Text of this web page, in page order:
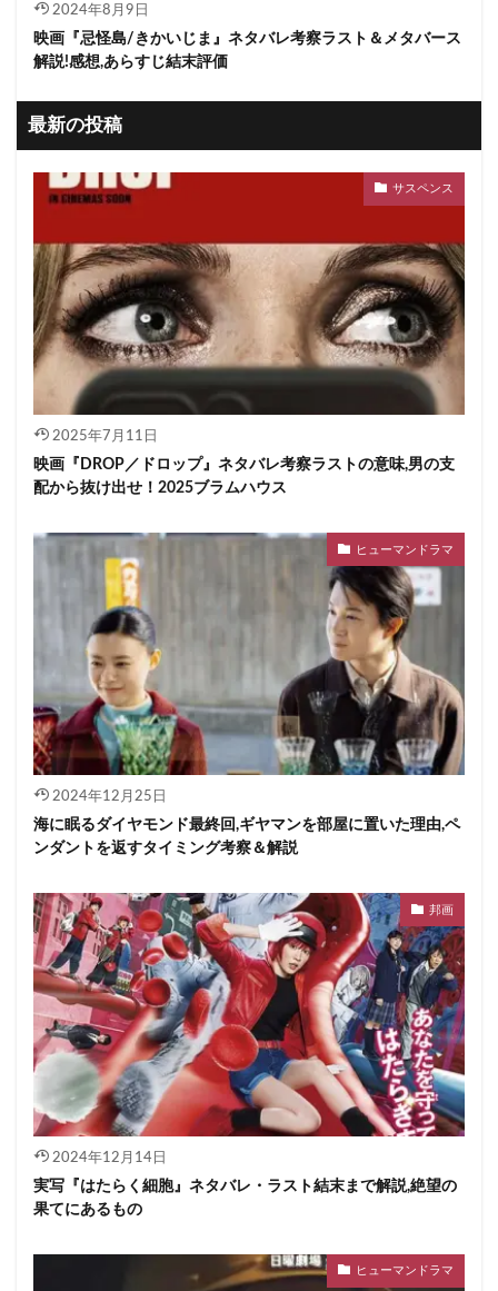
2024年8月9日
映画『忌怪島/きかいじま』ネタバレ考察ラスト＆メタバース
解説!感想,あらすじ結末評価
最新の投稿
サスペンス
2025年7月11日
映画『DROP／ドロップ』ネタバレ考察ラストの意味,男の支
配から抜け出せ！2025ブラムハウス
ヒューマンドラマ
2024年12月25日
海に眠るダイヤモンド最終回,ギヤマンを部屋に置いた理由,ペ
ンダントを返すタイミング考察＆解説
邦画
2024年12月14日
実写『はたらく細胞』ネタバレ・ラスト結末まで解説,絶望の
果てにあるもの
ヒューマンドラマ